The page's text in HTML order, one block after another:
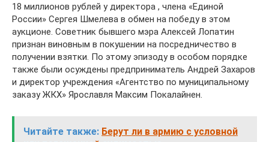
18 миллионов рублей у директора , члена «Единой
России» Сергея Шмелева в обмен на победу в этом
аукционе. Советник бывшего мэра Алексей Лопатин
признан виновным в покушении на посредничество в
получении взятки. По этому эпизоду в особом порядке
также были осуждены предприниматель Андрей Захаров
и директор учреждения «Агентство по муниципальному
заказу ЖКХ» Ярославля Максим Покалайнен.
Читайте также: Берут ли в армию с условной